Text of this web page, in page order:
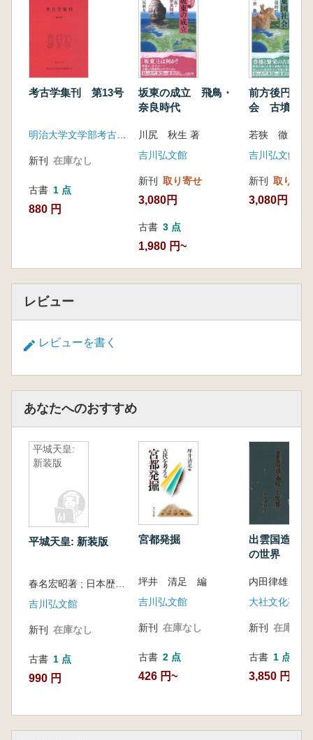
考古学集刊 第13号
新刊 在庫なし
古書 1 点
880 円
坂東の成立 飛鳥・
奈良時代
川尻 秋生 著
吉川弘文館
新刊 取り寄せ
3,080円
古書 3 点
1,980 円~
前方後円墳
会 古墳時代
若狭 徹 著
吉川弘文館
新刊 取り寄せ
3,080円
レビュー
レビューを書く
あなたへのおすすめ
平城天皇:
新装版
平城天皇: 新装版
吉川弘文館
新刊 在庫なし
古書 1 点
990 円
宮都発掘
坪井 清足 編
吉川弘文館
新刊 在庫なし
古書 2 点
426 円~
出雲国造の
の世界
内田律雄
大社文化事業
新刊 在庫なし
古書 1 点
3,850 円